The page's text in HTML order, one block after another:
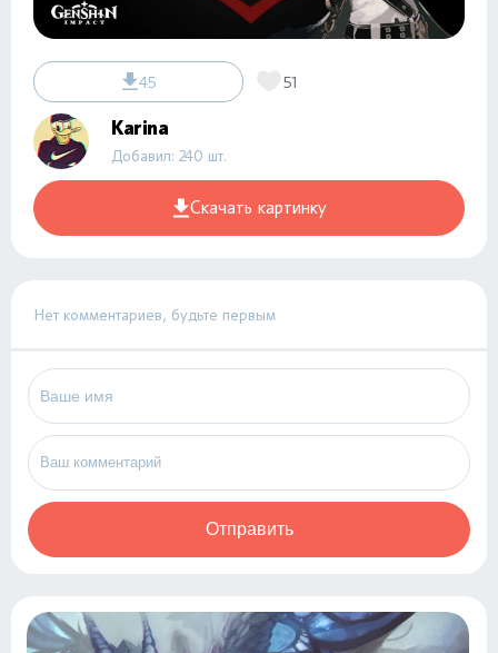
45 51
Karina
Добавил: 240 шт.
Скачать картинку
Нет комментариев, будьте первым
Отправить